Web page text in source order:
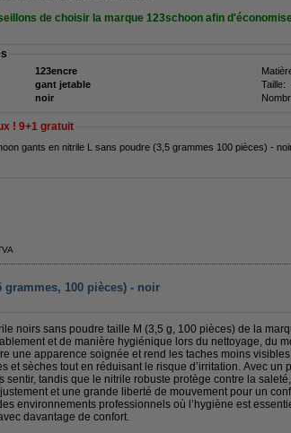
de choisir la marque 123schoon afin
123encre
gant jetable Taille:
noir
! 9+1 gratuit
gants en nitrile L sans poudre (3,5 grammes 100 pièces) -
100 pièces) - noir
noirs sans poudre taille M (3,5 g, 100 pièces) de la
et de manière hygiénique lors du nettoyage, du
une apparence soignée et rend les taches moins
et sèches tout en réduisant le risque d’irritation. Avec un
sentir, tandis que le nitrile robuste protège contre la
et une grande liberté de mouvement pour un
environnements professionnels où l’hygiène est
davantage de confort.